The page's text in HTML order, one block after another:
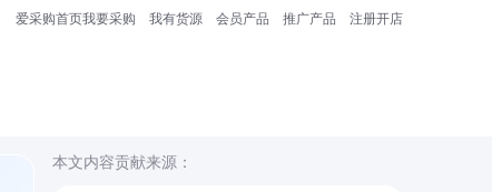
爱采购首页我要采购 我有货源 会员产品 推广产品 注册开店
本文内容贡献来源：